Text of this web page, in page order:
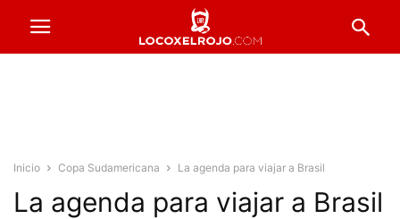
Inicio Copa Sudamericana La agenda para viajar a Brasil
La agenda para viajar a Brasil